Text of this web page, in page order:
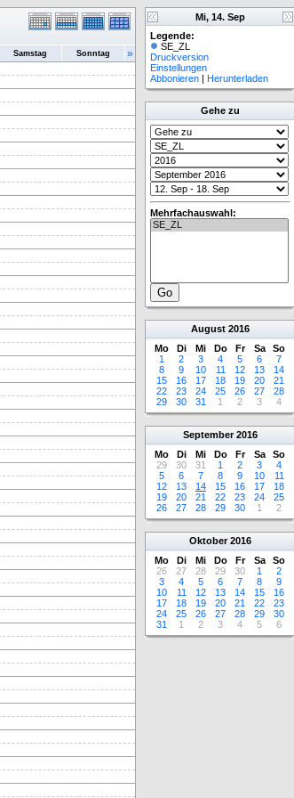
Samstag Sonntag »
Mi, 14. Sep
Legende:
SE_ZL
Druckversion
Einstellungen
Abbonieren | Herunterladen
Gehe zu
Mehrfachauswahl:
August 2016
Mo
Di Mi Do Fr Sa
So
1
2 3 4 5 6
7
8
9 10 11 12 13
14
15
16 17 18 19 20
21
22
23 24 25 26 27
28
29
30 31 1 2 3 4
September 2016
Mo
Di Mi Do Fr Sa
So
29
30 31 1 2 3
4
5
6 7 8 9 10
11
12
13 14 15 16 17
18
19
20 21 22 23 24
25
26
27 28 29 30 1 2
Oktober 2016
Mo
Di Mi Do Fr Sa
So
26
27 28 29 30 1
2
3
4 5 6 7 8
9
10
11 12 13 14 15
16
17
18 19 20 21 22
23
24
25 26 27 28 29
30
31
1 2 3 4 5 6